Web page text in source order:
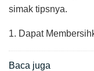
simak tipsnya.
1. Dapat
Baca juga